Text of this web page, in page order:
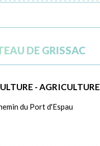
DE GRISSAC
- AGRICULTURE
du Port d'Espau